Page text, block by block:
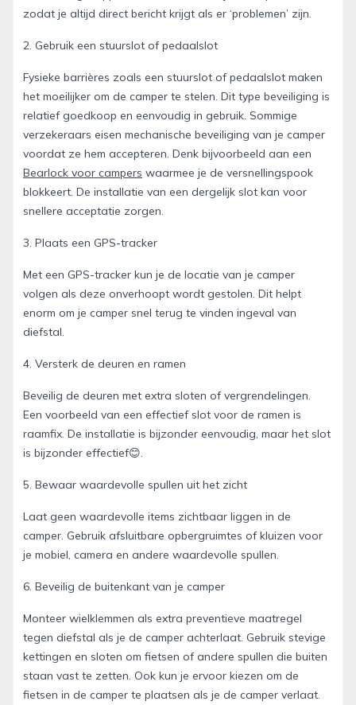
zodat je altijd direct bericht krijgt als er ‘problemen’ zijn.
2. Gebruik een stuurslot of pedaalslot
Fysieke barrières zoals een stuurslot of pedaalslot maken
het moeilijker om de camper te stelen. Dit type beveiliging is
relatief goedkoop en eenvoudig in gebruik. Sommige
verzekeraars eisen mechanische beveiliging van je camper
voordat ze hem accepteren. Denk bijvoorbeeld aan een
Bearlock voor campers waarmee je de versnellingspook
blokkeert. De installatie van een dergelijk slot kan voor
snellere acceptatie zorgen.
3. Plaats een GPS-tracker
Met een GPS-tracker kun je de locatie van je camper
volgen als deze onverhoopt wordt gestolen. Dit helpt
enorm om je camper snel terug te vinden ingeval van
diefstal.
4. Versterk de deuren en ramen
Beveilig de deuren met extra sloten of vergrendelingen.
Een voorbeeld van een effectief slot voor de ramen is
raamfix. De installatie is bijzonder eenvoudig, maar het slot
is bijzonder effectief😊.
5. Bewaar waardevolle spullen uit het zicht
Laat geen waardevolle items zichtbaar liggen in de
camper. Gebruik afsluitbare opbergruimtes of kluizen voor
je mobiel, camera en andere waardevolle spullen.
6. Beveilig de buitenkant van je camper
Monteer wielklemmen als extra preventieve maatregel
tegen diefstal als je de camper achterlaat. Gebruik stevige
kettingen en sloten om fietsen of andere spullen die buiten
staan vast te zetten. Ook kun je ervoor kiezen om de
fietsen in de camper te plaatsen als je de camper verlaat.